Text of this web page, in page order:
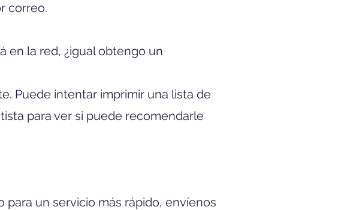
correo.
en la red, ¿igual obtengo un
Puede intentar imprimir una lista de
para ver si puede recomendarle
para un servicio más rápido, envíenos